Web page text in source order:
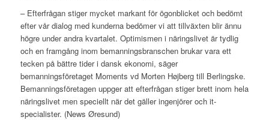
– Efterfrågan stiger mycket markant för ögonblicket och bedömt
efter vår dialog med kunderna bedömer vi att tillväxten blir ännu
högre under andra kvartalet. Optimismen i näringslivet är tydlig
och en framgång inom bemanningsbranschen brukar vara ett
tecken på bättre tider i dansk ekonomi, säger
bemanningsföretaget Moments vd Morten Højberg till Berlingske.
Bemanningsföretagen uppger att efterfrågan stiger brett inom hela
näringslivet men speciellt när det gäller ingenjörer och it-
specialister. (News Øresund)